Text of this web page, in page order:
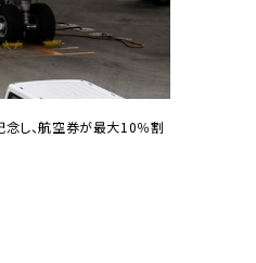
念し、航空券が最大10％割